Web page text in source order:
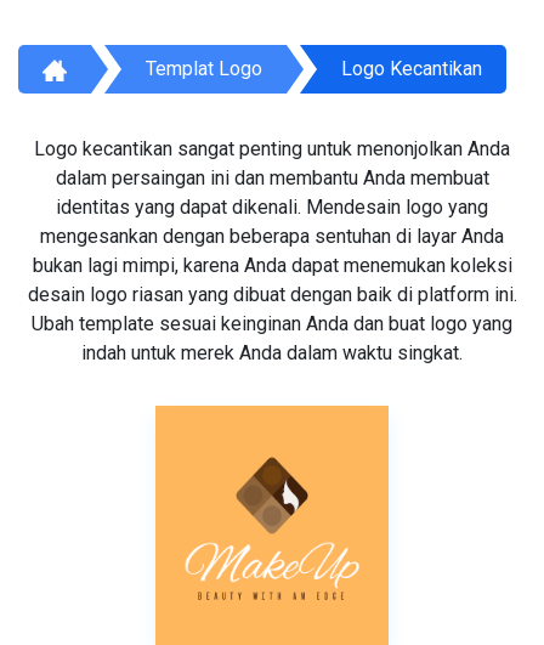
Templat Logo Logo Kecantikan
Logo kecantikan sangat penting untuk menonjolkan Anda
dalam persaingan ini dan membantu Anda membuat
identitas yang dapat dikenali. Mendesain logo yang
mengesankan dengan beberapa sentuhan di layar Anda
bukan lagi mimpi, karena Anda dapat menemukan koleksi
desain logo riasan yang dibuat dengan baik di platform ini.
Ubah template sesuai keinginan Anda dan buat logo yang
indah untuk merek Anda dalam waktu singkat.